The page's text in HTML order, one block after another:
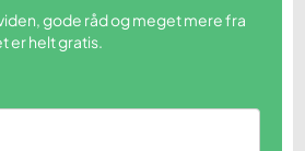
gode råd og meget mere fra
er helt gratis.